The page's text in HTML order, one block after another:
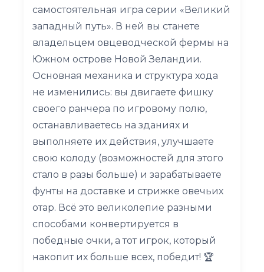
самостоятельная игра серии «Великий
западный путь». В ней вы станете
владельцем овцеводческой фермы на
Южном острове Новой Зеландии.
Основная механика и структура хода
не изменились: вы двигаете фишку
своего ранчера по игровому полю,
останавливаетесь на зданиях и
выполняете их действия, улучшаете
свою колоду (возможностей для этого
стало в разы больше) и зарабатываете
фунты на доставке и стрижке овечьих
отар. Всё это великолепие разными
способами конвертируется в
победные очки, а тот игрок, который
накопит их больше всех, победит! 🏆